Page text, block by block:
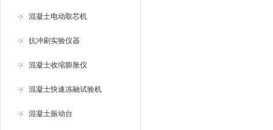
混凝土电动取芯机
抗冲刷实验仪器
混凝土收缩膨胀仪
混凝土快速冻融试验机
混凝土振动台